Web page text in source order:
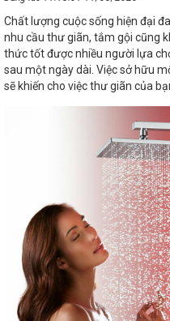
Chất lượng cuộc sống hiện đại
nhu cầu thư giãn, tắm gội cũng
thức tốt được nhiều người lựa
sau một ngày dài. Việc sở hữu
sẽ khiến cho việc thư giãn của